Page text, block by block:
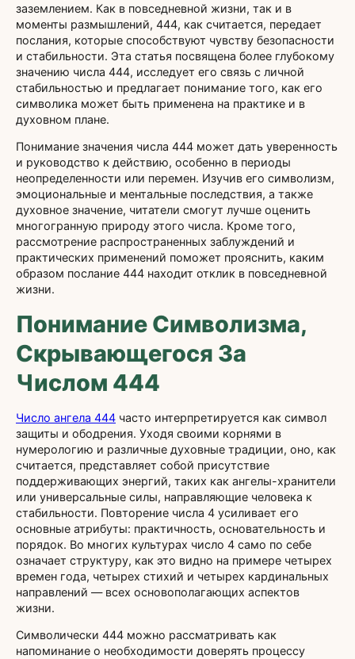
заземлением. Как в повседневной жизни, так и в
моменты размышлений, 444, как считается, передает
послания, которые способствуют чувству безопасности
и стабильности. Эта статья посвящена более глубокому
значению числа 444, исследует его связь с личной
стабильностью и предлагает понимание того, как его
символика может быть применена на практике и в
духовном плане.
Понимание значения числа 444 может дать уверенность
и руководство к действию, особенно в периоды
неопределенности или перемен. Изучив его символизм,
эмоциональные и ментальные последствия, а также
духовное значение, читатели смогут лучше оценить
многогранную природу этого числа. Кроме того,
рассмотрение распространенных заблуждений и
практических применений поможет прояснить, каким
образом послание 444 находит отклик в повседневной
жизни.
Понимание Символизма,
Скрывающегося За
Числом 444
Число ангела 444 часто интерпретируется как символ
защиты и ободрения. Уходя своими корнями в
нумерологию и различные духовные традиции, оно, как
считается, представляет собой присутствие
поддерживающих энергий, таких как ангелы-хранители
или универсальные силы, направляющие человека к
стабильности. Повторение числа 4 усиливает его
основные атрибуты: практичность, основательность и
порядок. Во многих культурах число 4 само по себе
означает структуру, как это видно на примере четырех
времен года, четырех стихий и четырех кардинальных
направлений — всех основополагающих аспектов
жизни.
Символически 444 можно рассматривать как
напоминание о необходимости доверять процессу